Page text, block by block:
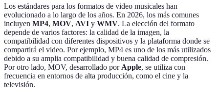
Los estándares para los formatos de video musicales han
evolucionado a lo largo de los años. En 2026, los más comunes
incluyen MP4, MOV, AVI y WMV. La elección del formato
depende de varios factores: la calidad de la imagen, la
compatibilidad con diferentes dispositivos y la plataforma donde se
compartirá el video. Por ejemplo, MP4 es uno de los más utilizados
debido a su amplia compatibilidad y buena calidad de compresión.
Por otro lado, MOV, desarrollado por Apple, se utiliza con
frecuencia en entornos de alta producción, como el cine y la
televisión.